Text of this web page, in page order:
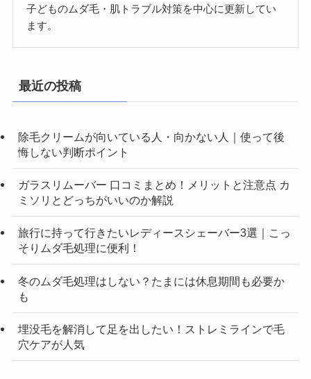
子どものムダ毛・肌トラブル対策を中心に更新してい
ます。
最近の投稿
除毛クリームが向いている人・向かない人｜使って後
悔しない判断ポイント
ガラスリムーバー 口コミまとめ！メリットと注意点 カ
ミソリとどっちがいいのか解説
旅行に持って行きたいレディースシェーバー3選｜こっ
そりムダ毛処理に便利！
冬のムダ毛処理はしない？たまには休息期間も必要か
も
埋没毛を解消して足を出したい！ストレミラインで毛
穴ケアが人気